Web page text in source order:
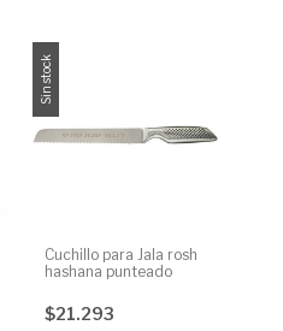
Sin stock
Cuchillo para Jala rosh
hashana punteado
$21.293